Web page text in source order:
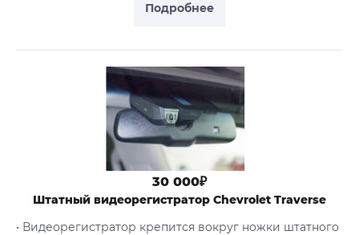
Подробнее
30 000₽
Штатный видеорегистратор Chevrolet Traverse
• Видеорегистратор крепится вокруг ножки штатного